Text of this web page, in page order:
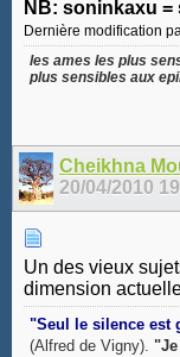
NB: soninkaxu
Dernière modification
les ames les plus
plus sensibles aux
Cheikhna
20/04/2010
Un des vieux
dimension
"Seul le silence est
(Alfred de Vigny).